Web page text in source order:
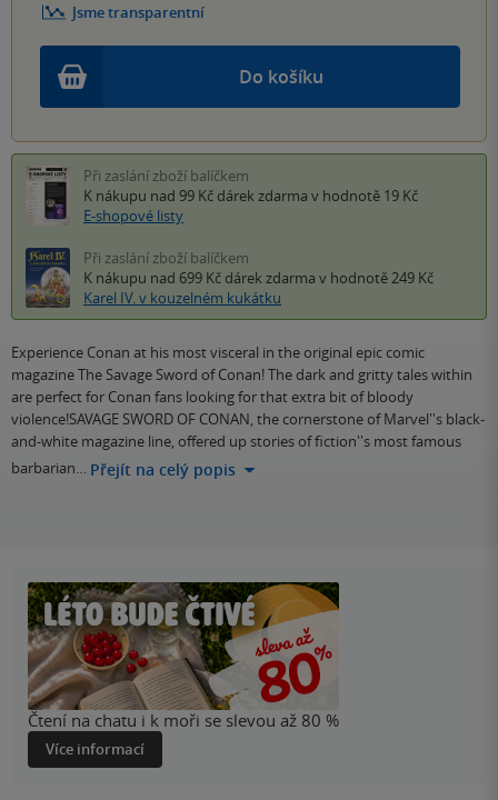
Do košíku
Jsme transparentní
Při zaslání zboží balíčkem
K nákupu nad 99 Kč dárek zdarma v hodnotě 19 Kč
E-shopové listy
Při zaslání zboží balíčkem
K nákupu nad 699 Kč dárek zdarma v hodnotě 249 Kč
Karel IV. v kouzelném kukátku
Experience Conan at his most visceral in the original epic comic
magazine The Savage Sword of Conan! The dark and gritty tales within
are perfect for Conan fans looking for that extra bit of bloody
violence!SAVAGE SWORD OF CONAN, the cornerstone of Marvel''s black-
and-white magazine line, offered up stories of fiction''s most famous
barbarian… Přejít na celý popis
Čtení na chatu i k moři se slevou až 80 %
Více informací